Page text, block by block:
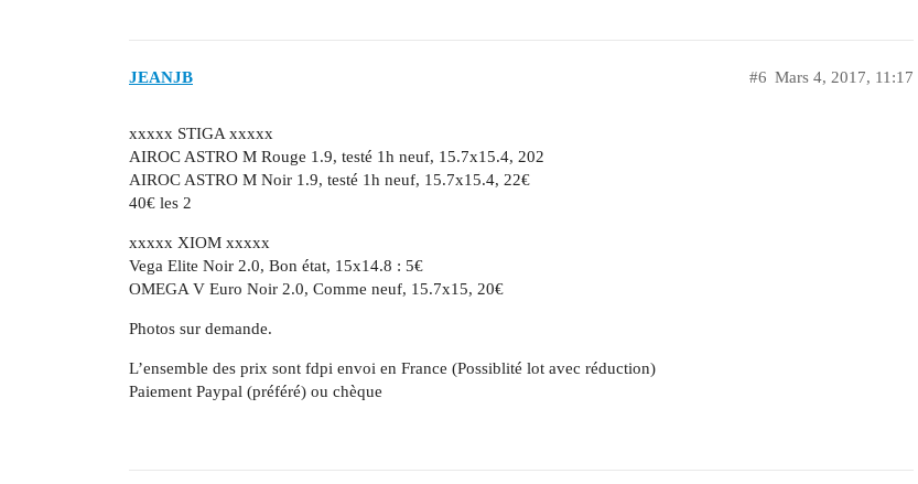
JEANJB Mars 4, 2017, 11:17
#6
xxxxx STIGA xxxxx
AIROC ASTRO M Rouge 1.9, testé 1h neuf, 15.7x15.4, 202
AIROC ASTRO M Noir 1.9, testé 1h neuf, 15.7x15.4, 22€
40€ les 2
xxxxx XIOM xxxxx
Vega Elite Noir 2.0, Bon état, 15x14.8 : 5€
OMEGA V Euro Noir 2.0, Comme neuf, 15.7x15, 20€
Photos sur demande.
L’ensemble des prix sont fdpi envoi en France (Possiblité lot avec réduction)
Paiement Paypal (préféré) ou chèque